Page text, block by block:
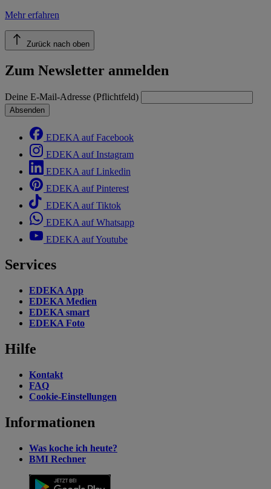
Mehr erfahren
Zurück nach oben
Zum Newsletter anmelden
Deine E-Mail-Adresse (Pflichtfeld)
Absenden
EDEKA auf Facebook
EDEKA auf Instagram
EDEKA auf Linkedin
EDEKA auf Pinterest
EDEKA auf Tiktok
EDEKA auf Whatsapp
EDEKA auf Youtube
Services
EDEKA App
EDEKA Medien
EDEKA smart
EDEKA Foto
Hilfe
Kontakt
FAQ
Cookie-Einstellungen
Informationen
Was koche ich heute?
BMI Rechner